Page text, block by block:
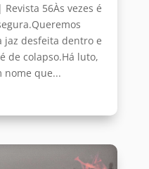
Revista 56Às vezes é
jaz desfeita dentro e
de colapso.Há luto,
nome que...